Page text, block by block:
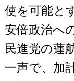
使を可能と
安倍政治へ
民進党の蓮
一声で、加